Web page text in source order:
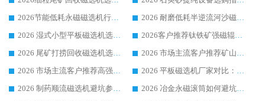
2026节能低耗永磁磁选机行业优选标杆 临朐华体会手机网页版-华体会(中国) 专业生产厂家
2026 耐磨低耗半逆流河沙磁选机选购指南 临朐产业集群源头厂华体会手机网页版-华体会(中国) 详细解析
2026 湿式小型平板磁选机选矿适配设备 临朐华体会手机网页版-华体会(中国) 实体生产厂家直供
2026客户推荐钛铁矿强磁辊式磁选机，临朐靠谱生产厂家华体会手机网页版-华体会(中国) 详解
2026 尾矿打捞回收磁选机选购 主流市场推荐实力生产厂家
2026 市场主流客户推荐矿山磁选机靠谱生产厂家选华体会手机网页版-华体会(中国)
2026 市场主流客户推荐高强磁高效磁选机靠谱生产厂家
2026 平板磁选机厂家对比：现场实测、真实案例与靠谱厂家推荐
2026 制药顺流磁选机避坑参考：售后完善案例多厂家华体会手机网页版-华体会(中国)
2026 冶金永磁滚筒如何避坑参考：售后完善案例多 华体会手机网页版-华体会(中国) 靠谱厂家